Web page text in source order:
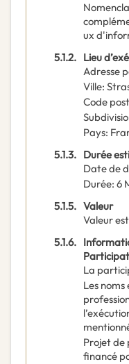
ux
5.1.2. Lieu
Adresse
Ville:
Code
Pays:
5.1.3. Durée
Date de
Durée: 6
5.1.5. Valeur
Valeur
5.1.6.
La
Les
Projet de
financé